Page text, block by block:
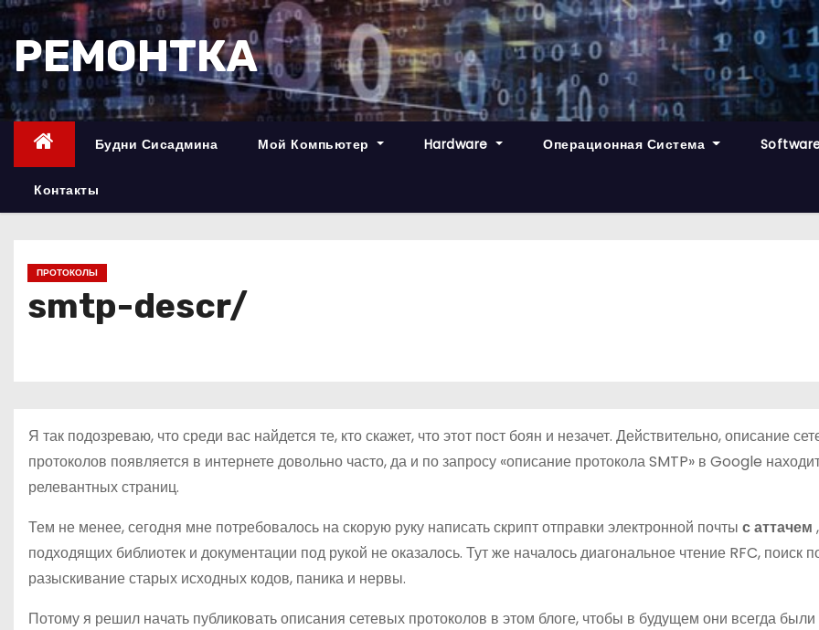
П
р
е
й
с
РЕМОНТКА
Будни Сисадмина Мой Компьютер Hardware Операционная Система
Контакты
ПРОТОКОЛЫ
smtp-descr/
Я так подозреваю, что среди вас найдется те, кто скажет, что этот пост боян и незачет. Действительно, описание
протоколов появляется в интернете довольно часто, да и по запросу «описание протокола SMTP» в Google
релевантных страниц.
Тем не менее, сегодня мне потребовалось на скорую руку написать скрипт отправки электронной почты с аттачем
подходящих библиотек и документации под рукой не оказалось. Тут же началось диагональное чтение RFC, поиск
разыскивание старых исходных кодов, паника и нервы.
Потому я решил начать публиковать описания сетевых протоколов в этом блоге, чтобы в будущем они всегда